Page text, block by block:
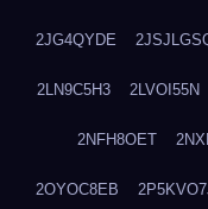
2JG4QYDE
2LN9C5H3 2LVOI55N
2NFH8OET
2OYOC8EB